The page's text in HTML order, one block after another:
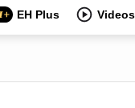
EH Plus Videos